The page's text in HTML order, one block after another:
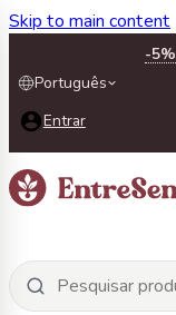
Skip to main content
-5%
Português
Entrar